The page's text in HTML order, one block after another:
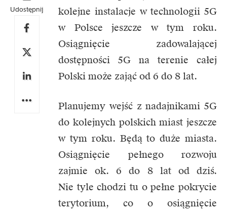
Udostępnij
kolejne instalacje w technologii 5G
w Polsce jeszcze w tym roku.
Osiągnięcie zadowalającej
dostępności 5G na terenie całej
Polski może zająć od 6 do 8 lat.
Planujemy wejść z nadajnikami 5G
do kolejnych polskich miast jeszcze
w tym roku. Będą to duże miasta.
Osiągnięcie pełnego rozwoju
zajmie ok. 6 do 8 lat od dziś.
Nie tyle chodzi tu o pełne pokrycie
terytorium, co o osiągnięcie